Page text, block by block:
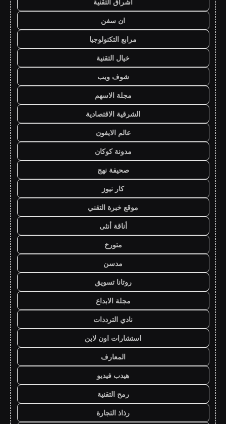
ان سفن
مرابع التكنولوجيا
خيال التقنية
شوف ويب
مجلة الاسهم
الشرقية الاقتصادية
عالم الايفون
مدونة كوكان
صحيفة نهج
كار نيوز
موقع خبرة التقني
أناقة أنثى
متورخ
مدسن
روتانا تسويق
مجلة الابداع
نادي الترددات
استشارات اون لاين
المعارف
هيدب فيديو
رمح التقنية
رذاذ التجارة